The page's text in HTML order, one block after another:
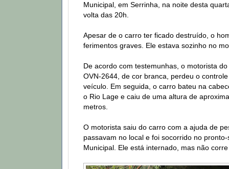
Municipal, em Serrinha, na noite desta
volta das 20h.
Apesar de o carro ter ficado destruído, o
ferimentos graves. Ele estava sozinho no
De acordo com testemunhas, o motorista
OVN-2644, de cor branca, perdeu o
veículo. Em seguida, o carro bateu na
o Rio Lage e caiu de uma altura de
metros.
O motorista saiu do carro com a ajuda de
passavam no local e foi socorrido no
Municipal. Ele está internado, mas não